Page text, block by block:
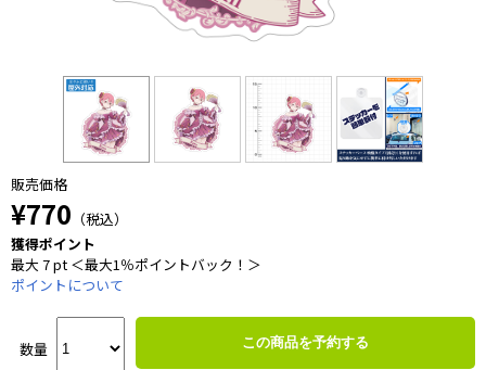
販売価格
¥770 （税込）
獲得ポイント
最大 7 pt ＜最大1％ポイントバック！＞
ポイントについて
数量 この商品を予約する